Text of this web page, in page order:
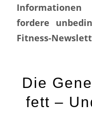
fordere
Fitness-
Die
fett –